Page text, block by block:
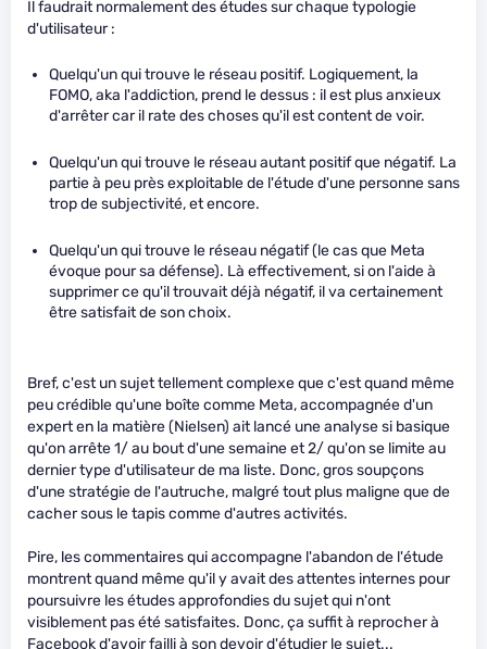
Il faudrait normalement des études sur chaque typologie
d'utilisateur :
Quelqu'un qui trouve le réseau positif. Logiquement, la
FOMO, aka l'addiction, prend le dessus : il est plus anxieux
d'arrêter car il rate des choses qu'il est content de voir.
Quelqu'un qui trouve le réseau autant positif que négatif. La
partie à peu près exploitable de l'étude d'une personne sans
trop de subjectivité, et encore.
Quelqu'un qui trouve le réseau négatif (le cas que Meta
évoque pour sa défense). Là effectivement, si on l'aide à
supprimer ce qu'il trouvait déjà négatif, il va certainement
être satisfait de son choix.
Bref, c'est un sujet tellement complexe que c'est quand même
peu crédible qu'une boîte comme Meta, accompagnée d'un
expert en la matière (Nielsen) ait lancé une analyse si basique
qu'on arrête 1/ au bout d'une semaine et 2/ qu'on se limite au
dernier type d'utilisateur de ma liste. Donc, gros soupçons
d'une stratégie de l'autruche, malgré tout plus maligne que de
cacher sous le tapis comme d'autres activités.
Pire, les commentaires qui accompagne l'abandon de l'étude
montrent quand même qu'il y avait des attentes internes pour
poursuivre les études approfondies du sujet qui n'ont
visiblement pas été satisfaites. Donc, ça suffit à reprocher à
Facebook d'avoir failli à son devoir d'étudier le sujet...